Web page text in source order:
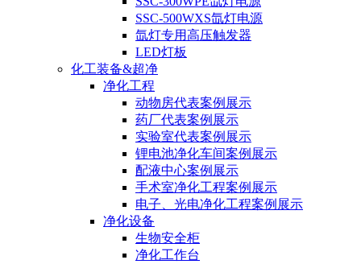
SSC-500WXS氙灯电源
氙灯专用高压触发器
LED灯板
化工装备&超净
净化工程
动物房代表案例展示
药厂代表案例展示
实验室代表案例展示
锂电池净化车间案例展示
配液中心案例展示
手术室净化工程案例展示
电子、光电净化工程案例展示
净化设备
生物安全柜
净化工作台